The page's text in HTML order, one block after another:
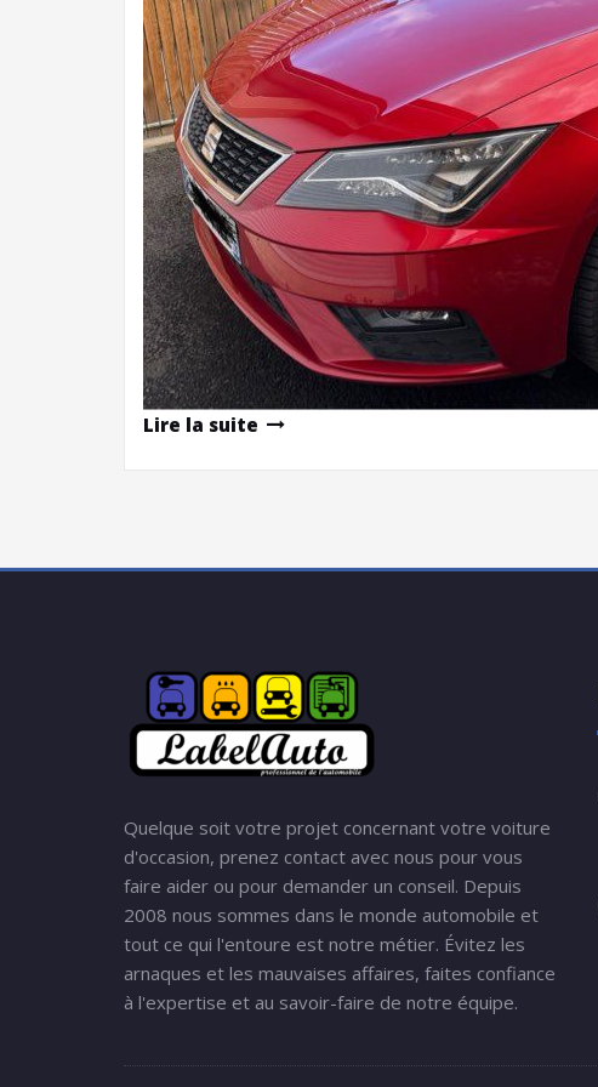
Lire la suite
Quelque soit votre projet concernant votre voiture
d'occasion, prenez contact avec nous pour vous
faire aider ou pour demander un conseil. Depuis
2008 nous sommes dans le monde automobile et
tout ce qui l'entoure est notre métier. Évitez les
arnaques et les mauvaises affaires, faites confiance
à l'expertise et au savoir-faire de notre équipe.